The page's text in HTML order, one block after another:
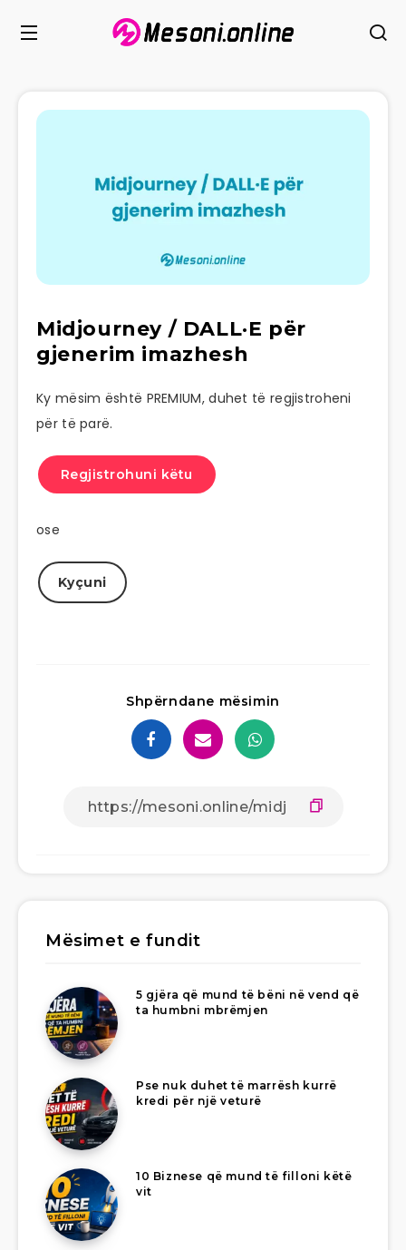
Midjourney / DALL·E për
gjenerim imazhesh
Ky mësim është PREMIUM, duhet të regjistroheni
për të parë.
Regjistrohuni këtu
ose
Kyçuni
Shpërndane mësimin
Mësimet e fundit
5 gjëra që mund të bëni në vend që
ta humbni mbrëmjen
Pse nuk duhet të marrësh kurrë
kredi për një veturë
10 Biznese që mund të filloni këtë
vit